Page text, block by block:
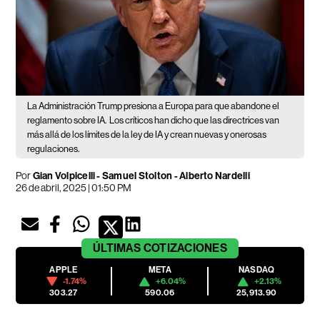
La Administración Trump presiona a Europa para que abandone el
reglamento sobre IA. Los críticos han dicho que las directrices van
más allá de los límites de la ley de IA y crean nuevas y onerosas
regulaciones.
PorGian Volpicelli - Samuel Stolton - Alberto Nardelli
26 de abril, 2025 | 01:50 PM
ÚLTIMAS COTIZACIONES
APPLE
-1.74%
303.27
META
+6.04%
590.06
NASDAQ
+2.13%
25,913.90